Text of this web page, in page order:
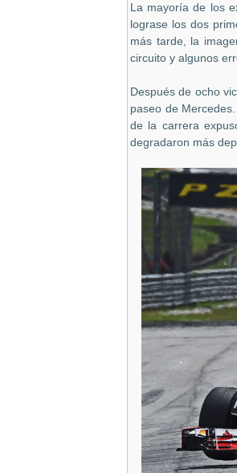
La mayoría de los
lograse los dos
más tarde, la
circuito y algunos
Después de ocho
paseo de
de la carrera
degradaron más